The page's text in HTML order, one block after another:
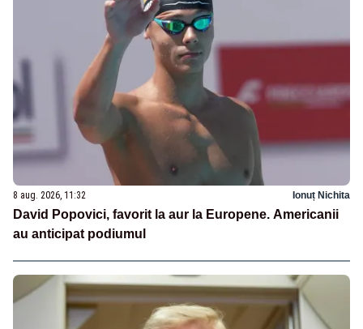
8 aug. 2026, 11:32 Ionuț Nichita
David Popovici, favorit la aur la Europene. Americanii
au anticipat podiumul